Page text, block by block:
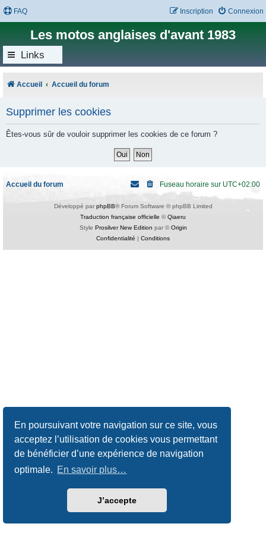
En poursuivant votre navigation sur ce site, vous
acceptez l’utilisation de cookies vous permettant
de bénéficier d’une expérience de navigation
optimale. En savoir plus…
J’accepte
FAQ Connexion
Inscription
Les motos anglaises d'avant 1983
Links
Accueil Accueil du forum
Supprimer les cookies
Êtes-vous sûr de vouloir supprimer les cookies de ce forum ?
Accueil du forum Fuseau horaire sur UTC+02:00
Développé par phpBB® Forum Software © phpBB Limited
Traduction française officielle ©Qiaeru
Style Prosilver New Edition par ©Origin
Confidentialité | Conditions